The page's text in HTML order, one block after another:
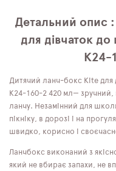
Детальний опис
для дівчаток
K24-
Дитячий ланч-бокс Kite
K24-160-2 420 мл— зручний,
ланчу. Незамінний для
пікніку, в дорозі і на
швидко, корисно і
Ланчбокс виконаний з
який не вбирає запахи, не